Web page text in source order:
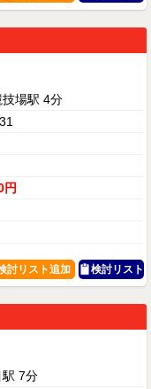
場駅 4分
円
検討リスト
駅 7分